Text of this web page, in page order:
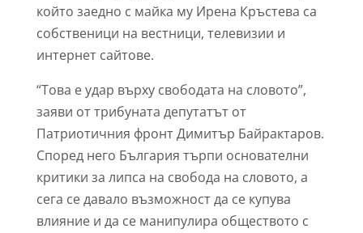
който заедно с майка му Ирена Кръстева са
собственици на вестници, телевизии и
интернет сайтове.
“Това е удар върху свободата на словото”,
заяви от трибуната депутатът от
Патриотичния фронт Димитър Байрактаров.
Според него България търпи основателни
критики за липса на свобода на словото, а
сега се давало възможност да се купува
влияние и да се манипулира обществото с